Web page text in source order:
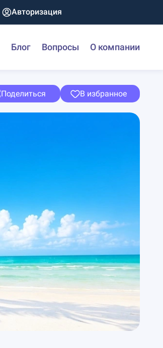
Авторизация
Блог Вопросы О компании
Поделиться В избранное